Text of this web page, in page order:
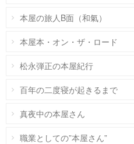
本屋の旅人B面（和氣）
本屋本・オン・ザ・ロード
松永弾正の本屋紀行
百年の二度寝が起きるまで
真夜中の本屋さん
職業としての”本屋さん”